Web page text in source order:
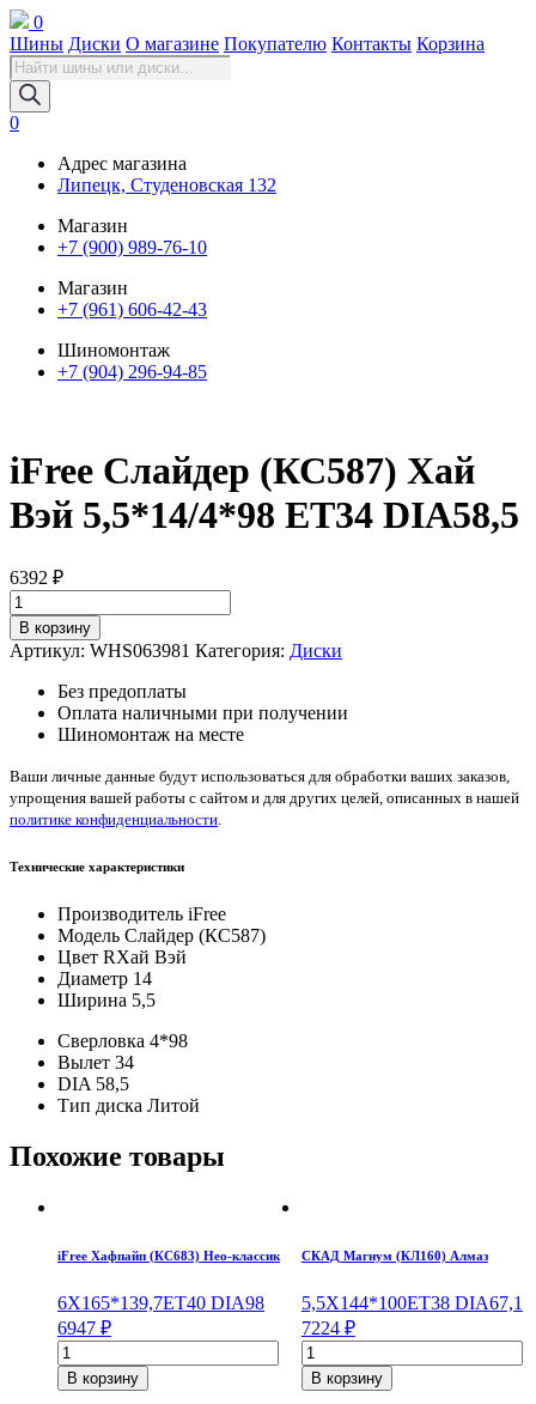
0
Шины Диски О магазине Покупателю Контакты Корзина
Поиск
товаров
0
Адрес магазина
Липецк, Студеновская 132
Магазин
+7 (900) 989-76-10
Магазин
+7 (961) 606-42-43
Шиномонтаж
+7 (904) 296-94-85
iFree Слайдер (КС587) Хай
Вэй 5,5*14/4*98 ET34 DIA58,5
6392 ₽
Количество
товара
iFree
Слайдер
(КС587)
Хай
Вэй
ET34
DIA58,5
В корзину
Артикул: WHS063981 Категория: Диски
Без предоплаты
Оплата наличными при получении
Шиномонтаж на месте
Ваши личные данные будут использоваться для обработки ваших заказов,
упрощения вашей работы с сайтом и для других целей, описанных в нашей
политике конфиденциальности
Технические характеристики
Производитель iFree
Модель Слайдер (КС587)
Цвет RХай Вэй
Диаметр 14
Ширина 5,5
Сверловка 4*98
Вылет 34
DIA 58,5
Тип диска Литой
Похожие товары
iFree Хафпайп (КС683) Нео-классик
6X165*139,7ET40 DIA98
6947 ₽
Количество
товара
iFree
В корзину
СКАД Магнум (КЛ160) Алмаз
5,5X144*100ET38DIA67,1
7224 ₽
Количество
товара
СКАД
В корзину